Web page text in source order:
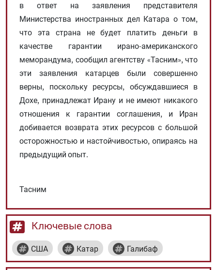
в ответ на заявления представителя
Министерства иностранных дел Катара о том,
что эта страна не будет платить деньги в
качестве гарантии ирано-американского
меморандума, сообщил агентству «Тасним», что
эти заявления катарцев были совершенно
верны, поскольку ресурсы, обсуждавшиеся в
Дохе, принадлежат Ирану и не имеют никакого
отношения к гарантии соглашения, и Иран
добивается возврата этих ресурсов с большой
осторожностью и настойчивостью, опираясь на
предыдущий опыт.
Тасним
Ключевые слова
США Катар Галибаф